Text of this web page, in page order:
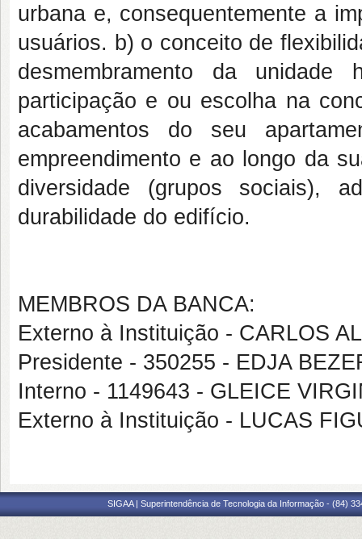
urbana e, consequentemente a
usuários. b) o conceito de
desmembramento da
participação e ou escolha na
acabamentos do seu
empreendimento e ao longo da
diversidade (grupos sociais),
durabilidade do edifício.
MEMBROS DA BANCA:
Externo à Instituição - CARLOS
Presidente - 350255 - EDJA
Interno - 1149643 - GLEICE
Externo à Instituição - LUCAS
SIGAA | Superintendência de Tecnologia da Informação - (84)